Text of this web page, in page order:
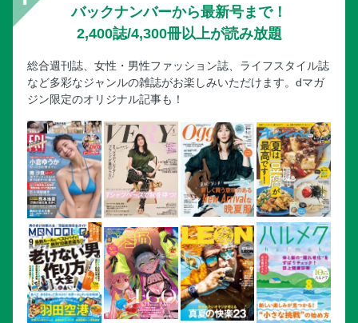
【デジタル版限定】今どきママたちを虜にする 差がつく
「クッキー缶」選手権
を更新！
【デジタル版限定】「リカバリーウェアで子育てママの疲れ
【デジタル版限定】VERY Beauty チームVERYの美容ガジェ
ット大賞
バックナンバーから最新号まで！
2,400誌/4,300冊以上が読み放題
総合週刊誌、女性・男性ファッション誌、ライフスタイル誌
など多彩なジャンルの雑誌がお楽しみいただけます。dマガ
ジン限定のオリジナル記事も！